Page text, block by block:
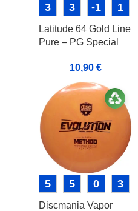
3 3 -1 1
Latitude 64 Gold Line
Pure – PG Special
10,90 €
5 5 0 3
Discmania Vapor